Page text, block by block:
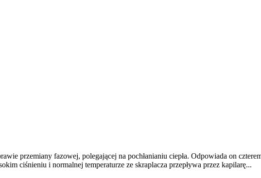
przemiany fazowej, polegającej na pochłanianiu ciepła. Odpowiada on
ciśnieniu i normalnej temperaturze ze skraplacza przepływa przez kapilarę...